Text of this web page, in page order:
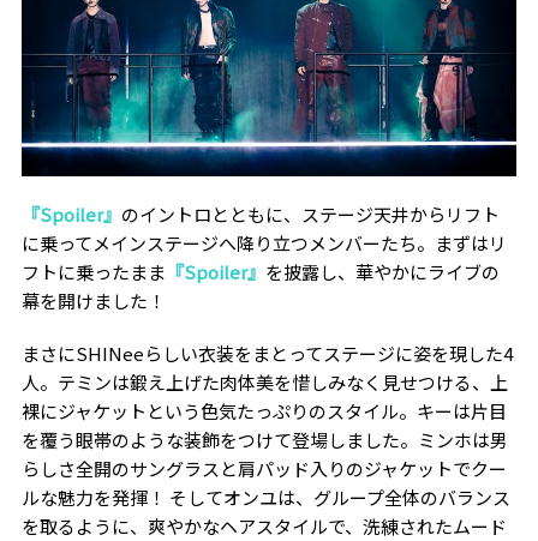
『Spoiler』 のイントロとともに、ステージ天井からリフト
に乗ってメインステージへ降り立つメンバーたち。まずはリ
フトに乗ったまま 『Spoiler』 を披露し、華やかにライブの
幕を開けました！
まさにSHINeeらしい衣装をまとってステージに姿を現した4
人。テミンは鍛え上げた肉体美を惜しみなく見せつける、上
裸にジャケットという色気たっぷりのスタイル。キーは片目
を覆う眼帯のような装飾をつけて登場しました。ミンホは男
らしさ全開のサングラスと肩パッド入りのジャケットでクー
ルな魅力を発揮！ そしてオンユは、グループ全体のバランス
を取るように、爽やかなヘアスタイルで、洗練されたムード